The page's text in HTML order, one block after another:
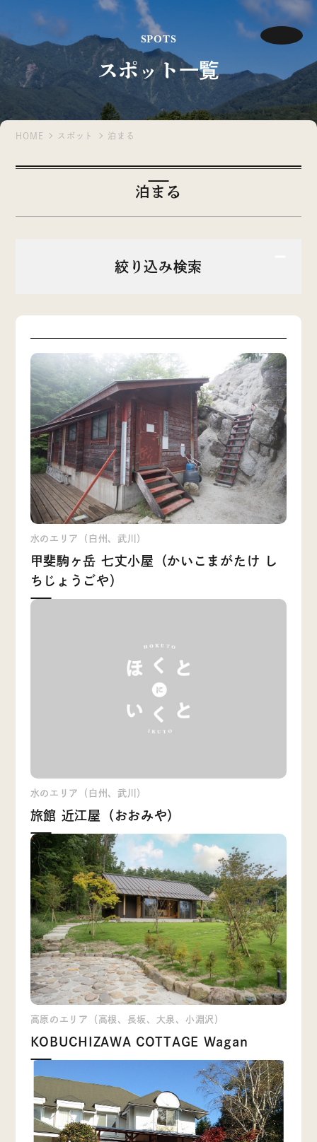
SPOTS
スポット一覧
HOME スポット 泊まる
泊まる
絞り込み検索
水のエリア（白州、武川）
甲斐駒ヶ岳 七丈小屋（かいこまがたけ し
ちじょうごや）
水のエリア（白州、武川）
旅館 近江屋（おおみや）
高原のエリア（高根、長坂、大泉、小淵沢）
KOBUCHIZAWA COTTAGE Wagan